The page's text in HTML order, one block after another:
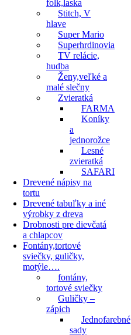
folk,laska
Stitch, V
hlave
Super Mario
Superhrdinovia
TV relácie,
hudba
Ženy,veľké a
malé slečny
Zvieratká
FARMA
Koníky
a
jednorožce
Lesné
zvieratká
SAFARI
Drevené nápisy na
tortu
Drevené tabuľky a iné
výrobky z dreva
Drobnosti pre dievčatá
a chlapcov
Fontány,tortové
sviečky, guličky,
motýle….
fontány,
tortové sviečky
Guličky –
zápich
Jednofarebné
sady